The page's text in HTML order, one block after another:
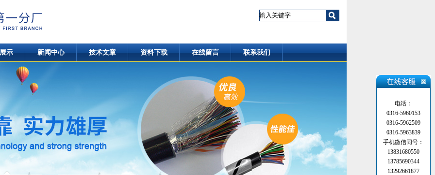
示 新闻中心 技术文章 资料下载 在线留言 联系我们
电话：
0316-5960153
0316-5962509
0316-5963839
手机微信同号：
13831680550
13785690344
13292661877